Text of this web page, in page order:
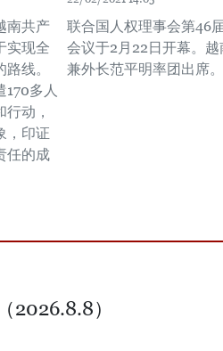
南共产
实现全
线。
170多人
动，
，印证
任的成
联合国人权理事会第46
会议于2月22日开幕。
兼外长范平明率团出席。
2026.8.8）